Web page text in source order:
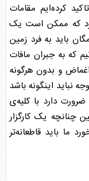
کرده‌ایم مقامات
که ممکن است یک
باید به فرد زمین
که به جبران مافات
اغماض و بدون هرگونه
نباید اینگونه باشد
دارد با کلیه‌ی
چنانچه یک کارگزار
ما باید قاطعانه‌تر